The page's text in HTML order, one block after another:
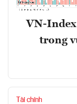
VN-
trong
Tài chính